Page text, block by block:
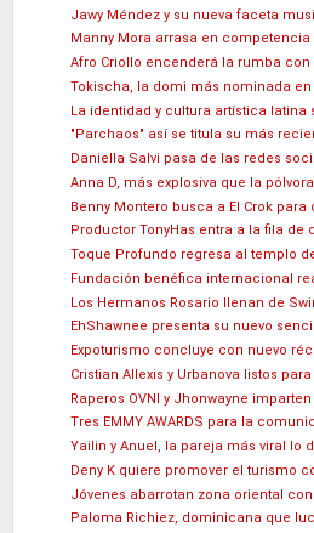
Jawy Méndez y su nueva faceta
Manny Mora arrasa en competencia
Afro Criollo encenderá la rumba con
Tokischa, la domi más nominada
La identidad y cultura artística latina
"Parchaos" así se titula su más
Daniella Salvi pasa de las redes
Anna D, más explosiva que la
Benny Montero busca a El Crok para
Productor TonyHas entra a la fila de
Toque Profundo regresa al templo
Fundación benéfica internacional
Los Hermanos Rosario llenan de
EhShawnee presenta su nuevo
Expoturismo concluye con nuevo
Cristian Allexis y Urbanova listos para
Raperos OVNI y Jhonwayne
Tres EMMY AWARDS para la
Yailin y Anuel, la pareja más viral lo
Deny K quiere promover el turismo
Jóvenes abarrotan zona oriental
Paloma Richiez, dominicana que